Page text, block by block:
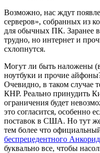
Возможно, нас ждут
серверов», собранных из
для обычных ПК. Заранее
трудно, но интернет и
схлопнутся.
Могут ли быть наложены
ноутбуки и прочие
Очевидно, в таком случае
КНР. Реально принудить
ограничения будет
это согласится, особенно
поставок в США. Но тут
тем более что
беспрецедентного
буквально все, чтобы